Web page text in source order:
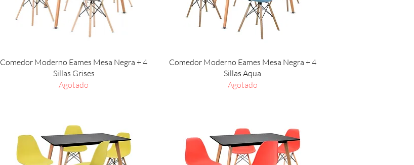
Vista rápida
Comedor Moderno Eames Mesa Negra + 4
Sillas Grises
Agotado
Vista rápida
Comedor Moderno Eames Mesa Negra + 4
Sillas Aqua
Agotado